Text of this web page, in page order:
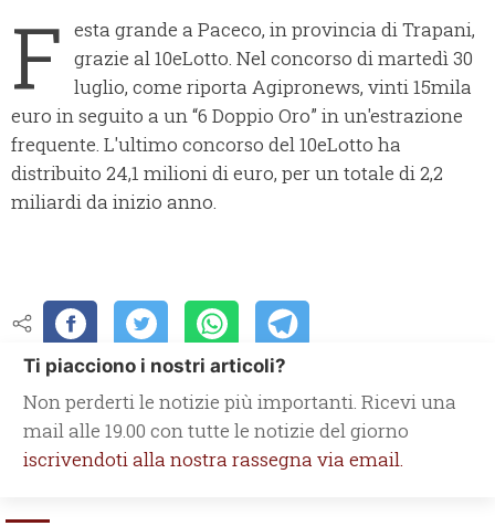
F esta grande a Paceco, in provincia di Trapani,
grazie al 10eLotto. Nel concorso di martedì 30
luglio, come riporta Agipronews, vinti 15mila
euro in seguito a un “6 Doppio Oro” in un'estrazione
frequente. L'ultimo concorso del 10eLotto ha
distribuito 24,1 milioni di euro, per un totale di 2,2
miliardi da inizio anno.
Ti piacciono i nostri articoli?
Non perderti le notizie più importanti. Ricevi una
mail alle 19.00 con tutte le notizie del giorno
iscrivendoti alla nostra rassegna via email.